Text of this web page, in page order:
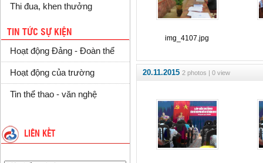
Thi đua, khen thưởng
TIN TỨC SỰ KIỆN
Hoạt động Đảng - Đoàn thể
Hoạt động của trường
Tin thể thao - văn nghệ
LIÊN KẾT
img_4107.jpg
20.11.2015 2 photos | 0 view